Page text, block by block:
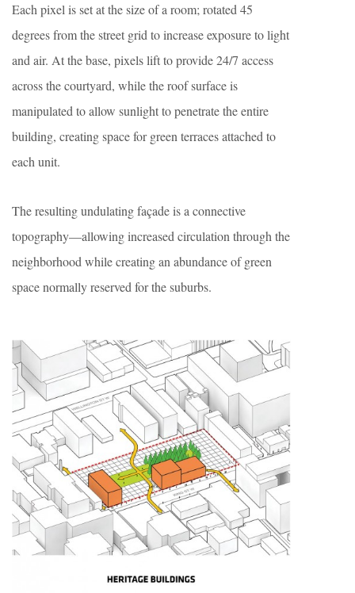
Each pixel is set at the size of a room; rotated 45
degrees from the street grid to increase exposure to light
and air. At the base, pixels lift to provide 24/7 access
across the courtyard, while the roof surface is
manipulated to allow sunlight to penetrate the entire
building, creating space for green terraces attached to
each unit.
The resulting undulating façade is a connective
topography—allowing increased circulation through the
neighborhood while creating an abundance of green
space normally reserved for the suburbs.